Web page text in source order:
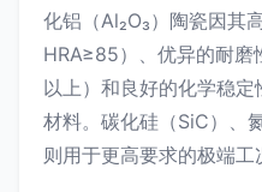
化铝（Al₂O₃）陶瓷因其
HRA≥85）、优异的耐
以上）和良好的化学稳
材料。碳化硅（SiC）、
则用于更高要求的极端工